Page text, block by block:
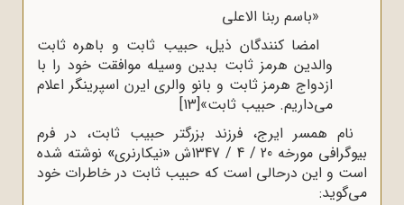
«باسم ربنا الاعلی
امضا کنندگان ذیل، حبیب ثابت و باهره ثابت
والدین هرمز ثابت بدین وسیله موافقت خود را با
ازدواج هرمز ثابت و بانو والری ایرن اسپرینگر اعلام
می‌داریم. حبیب ثابت»[13]
نام همسر ایرج، فرزند بزرگتر حبیب ثابت، در فرم
بیوگرافی مورخه 20 / 4 / 1347ش
«نیکارنری» نوشته شده
است و این درحالی است که حبیب ثابت در خاطرات خود
می‌گوید: